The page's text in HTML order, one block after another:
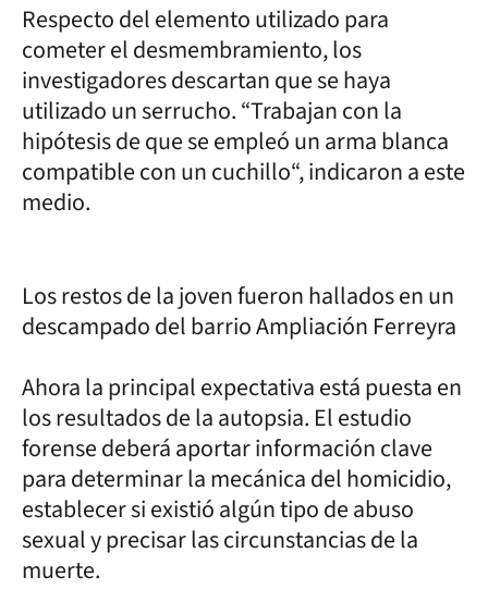
Respecto del elemento utilizado para
cometer el desmembramiento, los
investigadores descartan que se haya
utilizado un serrucho. “Trabajan con la
hipótesis de que se empleó un arma blanca
compatible con un cuchillo“, indicaron a este
medio.
Los restos de la joven fueron hallados en un
descampado del barrio Ampliación Ferreyra
Ahora la principal expectativa está puesta en
los resultados de la autopsia. El estudio
forense deberá aportar información clave
para determinar la mecánica del homicidio,
establecer si existió algún tipo de abuso
sexual y precisar las circunstancias de la
muerte.